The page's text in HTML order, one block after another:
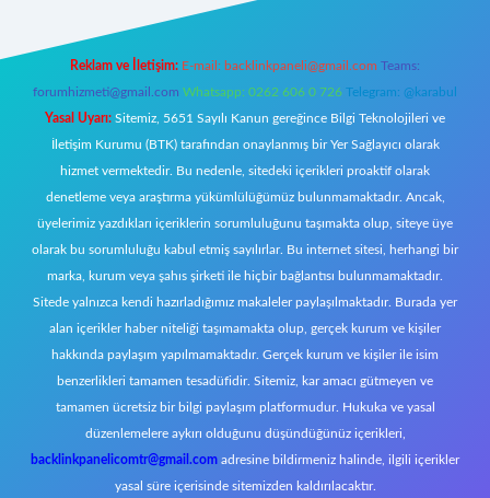
Reklam ve İletişim: E-mail: backlinkpaneli@gmail.com Teams:
forumhizmeti@gmail.com Whatsapp: 0262 606 0 726 Telegram: @karabul
Yasal Uyarı: Sitemiz, 5651 Sayılı Kanun gereğince Bilgi Teknolojileri ve
İletişim Kurumu (BTK) tarafından onaylanmış bir Yer Sağlayıcı olarak
hizmet vermektedir. Bu nedenle, sitedeki içerikleri proaktif olarak
denetleme veya araştırma yükümlülüğümüz bulunmamaktadır. Ancak,
üyelerimiz yazdıkları içeriklerin sorumluluğunu taşımakta olup, siteye üye
olarak bu sorumluluğu kabul etmiş sayılırlar. Bu internet sitesi, herhangi bir
marka, kurum veya şahıs şirketi ile hiçbir bağlantısı bulunmamaktadır.
Sitede yalnızca kendi hazırladığımız makaleler paylaşılmaktadır. Burada yer
alan içerikler haber niteliği taşımamakta olup, gerçek kurum ve kişiler
hakkında paylaşım yapılmamaktadır. Gerçek kurum ve kişiler ile isim
benzerlikleri tamamen tesadüfidir. Sitemiz, kar amacı gütmeyen ve
tamamen ücretsiz bir bilgi paylaşım platformudur. Hukuka ve yasal
düzenlemelere aykırı olduğunu düşündüğünüz içerikleri,
backlinkpanelicomtr@gmail.com adresine bildirmeniz halinde, ilgili içerikler
yasal süre içerisinde sitemizden kaldırılacaktır.